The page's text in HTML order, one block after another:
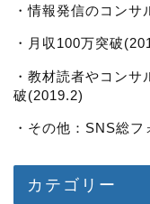
・情報発信のコンサ
・月収100万突破
・教材読者やコン
破(2019.2)
・その他：SNS総
カテゴリー